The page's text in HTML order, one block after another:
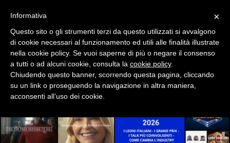
×
Informativa
Questo sito o gli strumenti terzi da questo utilizzati si avvalgono
di cookie necessari al funzionamento ed utili alle finalità illustrate
nella cookie policy. Se vuoi saperne di più o negare il consenso
a tutti o ad alcuni cookie, consulta la cookie policy.
Chiudendo questo banner, scorrendo questa pagina, cliccando
su un link o proseguendo la navigazione in altra maniera,
acconsenti all’uso dei cookie.